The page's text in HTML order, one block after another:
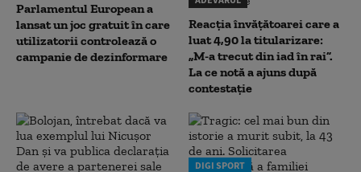
Parlamentul European a
lansat un joc gratuit în care
utilizatorii controlează o
campanie de dezinformare
Reacția învățătoarei care a
luat 4,90 la titularizare:
„M-a trecut din iad în rai”.
La ce notă a ajuns după
contestație
DIGI SPORT